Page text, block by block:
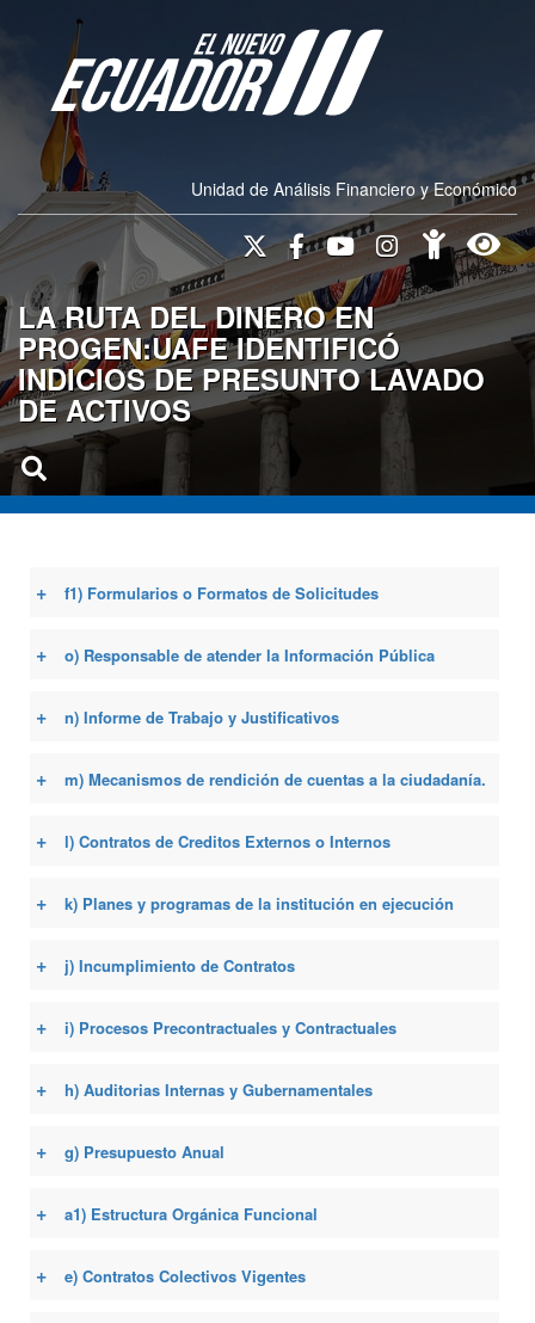
Unidad de Análisis Financiero y Económico
LA RUTA DEL DINERO EN
PROGEN:UAFE IDENTIFICÓ
INDICIOS DE PRESUNTO LAVADO
DE ACTIVOS
+ f1) Formularios o Formatos de Solicitudes
+ o) Responsable de atender la Información Pública
+ n) Informe de Trabajo y Justificativos
+ m) Mecanismos de rendición de cuentas a la ciudadanía.
+ l) Contratos de Creditos Externos o Internos
+ k) Planes y programas de la institución en ejecución
+ j) Incumplimiento de Contratos
+ i) Procesos Precontractuales y Contractuales
+ h) Auditorias Internas y Gubernamentales
+ g) Presupuesto Anual
+ a1) Estructura Orgánica Funcional
+ e) Contratos Colectivos Vigentes